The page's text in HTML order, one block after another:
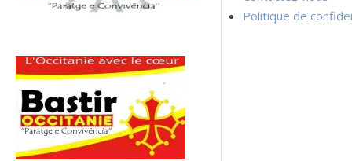
Politique de